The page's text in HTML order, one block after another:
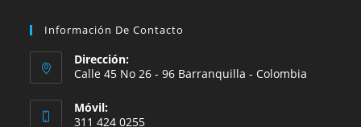
Información De Contacto
Dirección:
Calle 45 No 26 - 96 Barranquilla - Colombia
Móvil:
311 424 0255